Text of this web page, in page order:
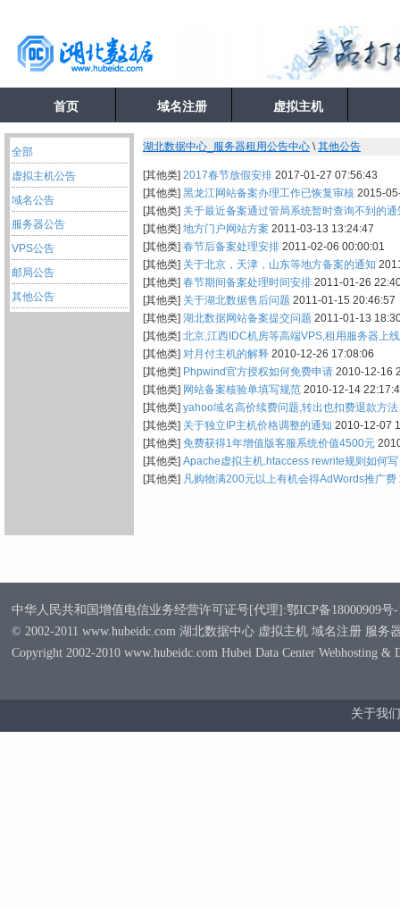
首页 域名注册 虚拟主机
全部
虚拟主机公告
域名公告
服务器公告
VPS公告
邮局公告
其他公告
湖北数据中心_服务器租用公告中心 \其他公告
[其他类] 2017春节放假安排 2017-01-27 07:56:43
[其他类] 黑龙江网站备案办理工作已恢复审核 2015-
[其他类] 关于最近备案通过管局系统暂时查询不到的通
[其他类] 地方门户网站方案 2011-03-13 13:24:47
[其他类] 春节后备案处理安排 2011-02-06 00:00:01
[其他类] 关于北京，天津，山东等地方备案的通知
[其他类] 春节期间备案处理时间安排 2011-01-26
[其他类] 关于湖北数据售后问题 2011-01-15 20:46:57
[其他类] 湖北数据网站备案提交问题 2011-01-13
[其他类] 北京,江西IDC机房等高端VPS,租用服务器上线
[其他类] 对月付主机的解释 2010-12-26 17:08:06
[其他类] Phpwind官方授权如何免费申请 2010-12-16
[其他类] 网站备案核验单填写规范 2010-12-14
[其他类] yahoo域名高价续费问题,转出也扣费退款方法
[其他类] 关于独立IP主机价格调整的通知 2010-12-07
[其他类] 免费获得1年增值版客服系统价值4500元
[其他类] Apache虚拟主机.htaccess rewrite规则如何写
[其他类] 凡购物满200元以上有机会得AdWords推广费
中华人民共和国增值电信业务经营许可证号[代理]:鄂ICP备18000909号-
© 2002-2011 www.hubeidc.com 湖北数据中心 虚拟主机 域名注册 服务
Copyright 2002-2010 www.hubeidc.com Hubei Data Center Webhosting &
关于我们